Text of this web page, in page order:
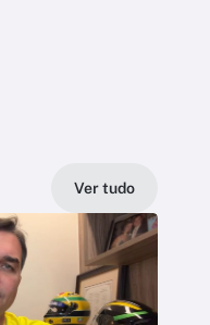
Ver tudo